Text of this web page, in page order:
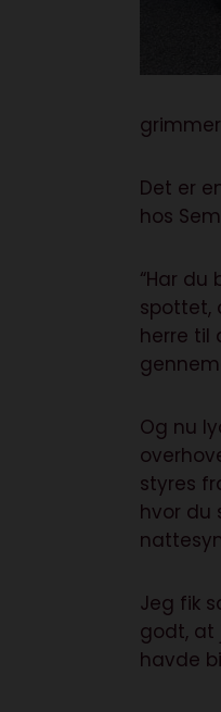
Det er
hos
“Har
spottet,
herre til
Og nu
styres
hvor du
Jeg fik
godt, at
havde